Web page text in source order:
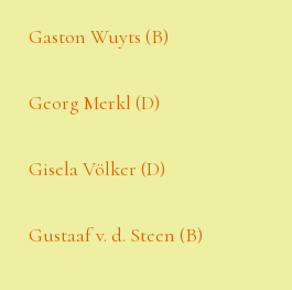
Gaston Wuyts (B)
Georg Merkl (D)
Gisela Völker (D)
Gustaaf v. d. Steen (B)